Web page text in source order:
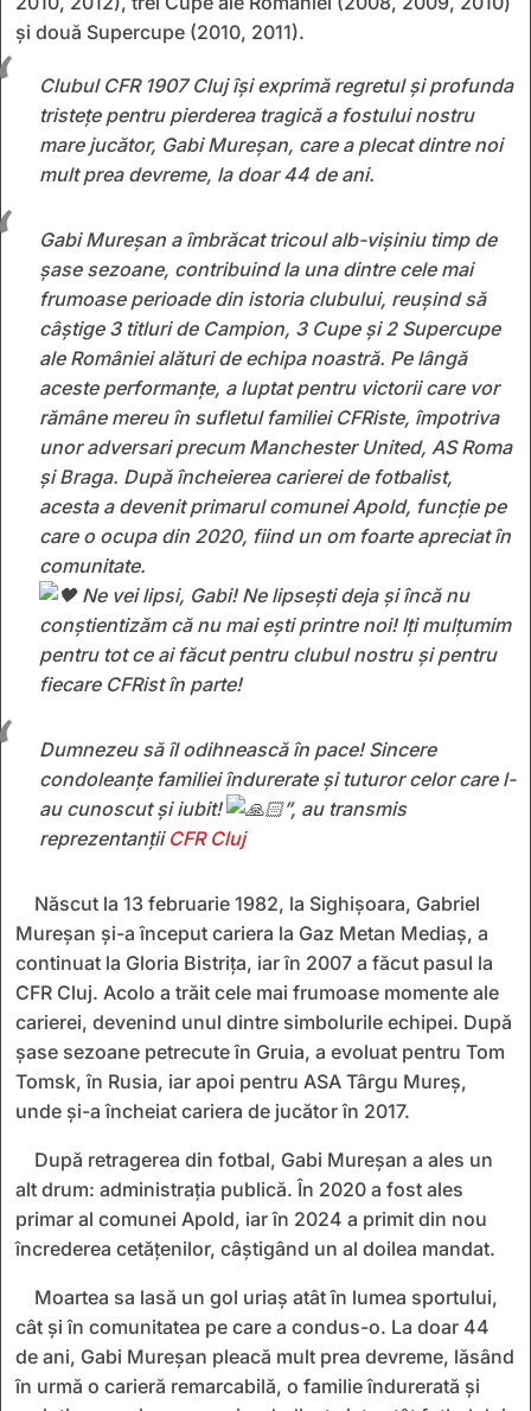
și două Supercupe (2010, 2011).
Clubul CFR 1907 Cluj își exprimă regretul și profunda
tristețe pentru pierderea tragică a fostului nostru
mare jucător, Gabi Mureșan, care a plecat dintre noi
mult prea devreme, la doar 44 de ani.
Gabi Mureșan a îmbrăcat tricoul alb-vișiniu timp de
șase sezoane, contribuind la una dintre cele mai
frumoase perioade din istoria clubului, reușind să
câștige 3 titluri de Campion, 3 Cupe și 2 Supercupe
ale României alături de echipa noastră. Pe lângă
aceste performanțe, a luptat pentru victorii care vor
rămâne mereu în sufletul familiei CFRiste, împotriva
unor adversari precum Manchester United, AS Roma
și Braga. După încheierea carierei de fotbalist,
acesta a devenit primarul comunei Apold, funcție pe
care o ocupa din 2020, fiind un om foarte apreciat în
comunitate.
Ne vei lipsi, Gabi! Ne lipsești deja și încă nu
conștientizăm că nu mai ești printre noi! Iți mulțumim
pentru tot ce ai făcut pentru clubul nostru și pentru
fiecare CFRist în parte!
Dumnezeu să îl odihnească în pace! Sincere
condoleanțe familiei îndurerate și tuturor celor care l-
au cunoscut și iubit!
”, au transmis
reprezentanții CFR Cluj
Născut la 13 februarie 1982, la Sighișoara, Gabriel
Mureșan și-a început cariera la Gaz Metan Mediaș, a
continuat la Gloria Bistrița, iar în 2007 a făcut pasul la
CFR Cluj. Acolo a trăit cele mai frumoase momente ale
carierei, devenind unul dintre simbolurile echipei. După
șase sezoane petrecute în Gruia, a evoluat pentru Tom
Tomsk, în Rusia, iar apoi pentru ASA Târgu Mureș,
unde și-a încheiat cariera de jucător în 2017.
După retragerea din fotbal, Gabi Mureșan a ales un
alt drum: administrația publică. În 2020 a fost ales
primar al comunei Apold, iar în 2024 a primit din nou
încrederea cetățenilor, câștigând un al doilea mandat.
Moartea sa lasă un gol uriaș atât în lumea sportului,
cât și în comunitatea pe care a condus-o. La doar 44
de ani, Gabi Mureșan pleacă mult prea devreme, lăsând
în urmă o carieră remarcabilă, o familie îndurerată și